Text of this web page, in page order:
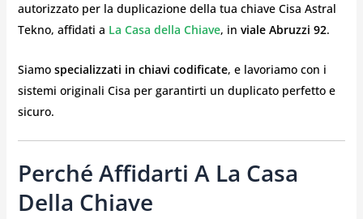
autorizzato per la duplicazione della tua chiave Cisa Astral
Tekno, affidati a La Casa della Chiave, in viale Abruzzi 92.
Siamo specializzati in chiavi codificate, e lavoriamo con i
sistemi originali Cisa per garantirti un duplicato perfetto e
sicuro.
Perché Affidarti A La Casa
Della Chiave